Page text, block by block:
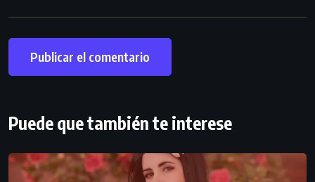
Puede que también te interese